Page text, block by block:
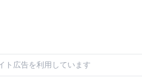
ト広告を利用しています